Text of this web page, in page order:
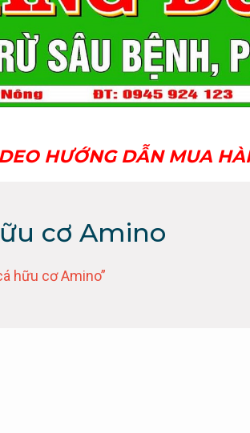
HƯỚNG DẪN MUA
cơ Amino
hữu cơ Amino”